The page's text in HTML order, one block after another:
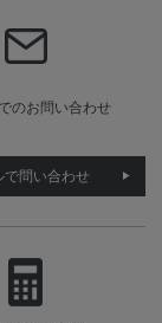
のお問い合わせ
で問い合わせ